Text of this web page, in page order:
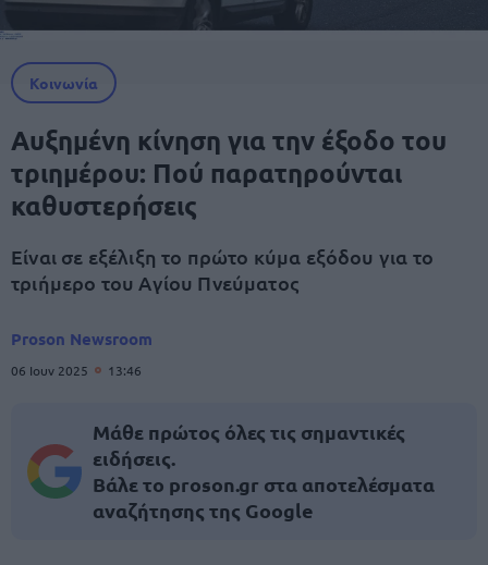
Κοινωνία
Αυξημένη κίνηση για την έξοδο του
τριημέρου: Πού παρατηρούνται
καθυστερήσεις
Είναι σε εξέλιξη το πρώτο κύμα εξόδου για το
τριήμερο του Αγίου Πνεύματος
Proson Newsroom
06 Ιουν 2025 13:46
Μάθε πρώτος όλες τις σημαντικές
ειδήσεις.
Βάλε το proson.gr στα αποτελέσματα
αναζήτησης της Google